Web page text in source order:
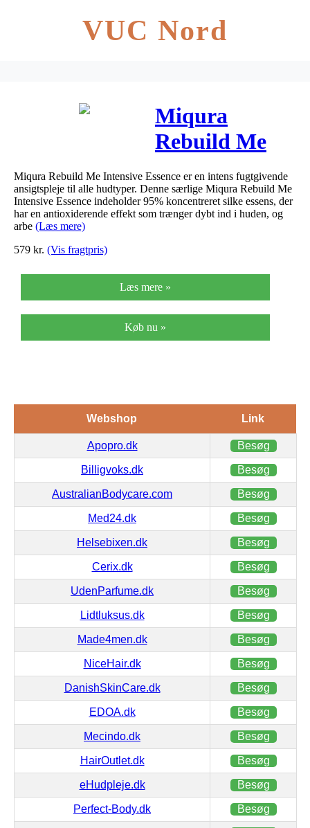
VUC Nord
Miqura
Rebuild Me
Intensive
Essence 35 ml
Miqura Rebuild Me Intensive Essence er en intens fugtgivende
ansigtspleje til alle hudtyper. Denne særlige Miqura Rebuild Me
Intensive Essence indeholder 95% koncentreret silke essens, der
har en antioxiderende effekt som trænger dybt ind i huden, og
arbe (Læs mere)
579 kr. (Vis fragtpris)
Læs mere »
Køb nu »
Webshop Link
Apopro.dk Besøg
Billigvoks.dk Besøg
AustralianBodycare.com Besøg
Med24.dk Besøg
Helsebixen.dk Besøg
Cerix.dk Besøg
UdenParfume.dk Besøg
Lidtluksus.dk Besøg
Made4men.dk Besøg
NiceHair.dk Besøg
DanishSkinCare.dk Besøg
EDOA.dk Besøg
Mecindo.dk Besøg
HairOutlet.dk Besøg
eHudpleje.dk Besøg
Perfect-Body.dk Besøg